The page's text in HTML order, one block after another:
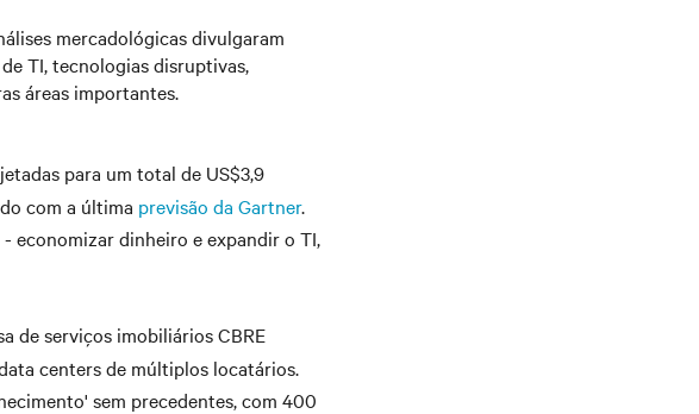
mercadológicas divulgaram
TI, tecnologias disruptivas,
áreas importantes.
para um total de US$3,9
com a última previsão da Gartner.
economizar dinheiro e expandir o TI,
de serviços imobiliários CBRE
centers de múltiplos locatários.
sem precedentes, com 400